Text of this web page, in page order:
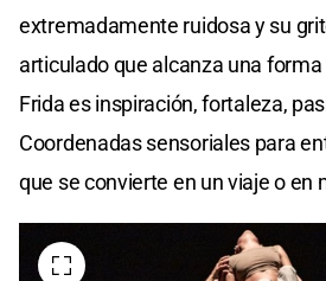
extremadamente ruidosa y su
articulado que alcanza una
Frida es inspiración, fortaleza,
Coordenadas sensoriales para
que se convierte en un viaje o en